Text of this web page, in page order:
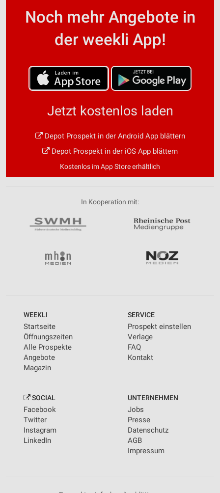
Noch mehr Angebote in
der weekli App!
Jetzt kostenlos laden
Depot Prospekt in der Android App blättern
Depot Prospekt in der iOS App blättern
Kostenlos im App Store erhältlich
In Kooperation mit:
WEEKLI
Startseite
Öffnungszeiten
Alle Prospekte
Angebote
Magazin
SERVICE
Prospekt einstellen
Verlage
FAQ
Kontakt
SOCIAL
Facebook
Twitter
Instagram
LinkedIn
UNTERNEHMEN
Jobs
Presse
Datenschutz
AGB
Impressum